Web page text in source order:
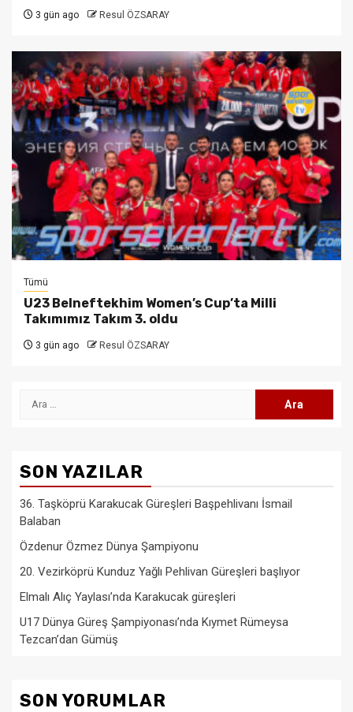
3 gün ago Resul ÖZSARAY
Tümü
U23 Belneftekhim Women’s Cup’ta Milli
Takımımız Takım 3. oldu
3 gün ago Resul ÖZSARAY
Arama:
SON YAZILAR
36. Taşköprü Karakucak Güreşleri Başpehlivanı İsmail
Balaban
Özdenur Özmez Dünya Şampiyonu
20. Vezirköprü Kunduz Yağlı Pehlivan Güreşleri başlıyor
Elmalı Alıç Yaylası’nda Karakucak güreşleri
U17 Dünya Güreş Şampiyonası’nda Kıymet Rümeysa
Tezcan’dan Gümüş
SON YORUMLAR